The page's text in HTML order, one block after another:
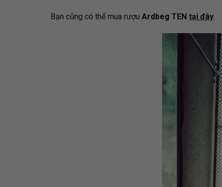
Bạn cũng có thể mua rượu Ardbeg TEN tại đây.